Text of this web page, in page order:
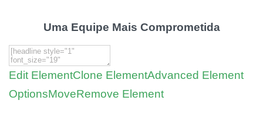
Uma Equipe Mais Comprometida
Edit ElementClone ElementAdvanced Element
OptionsMoveRemove Element